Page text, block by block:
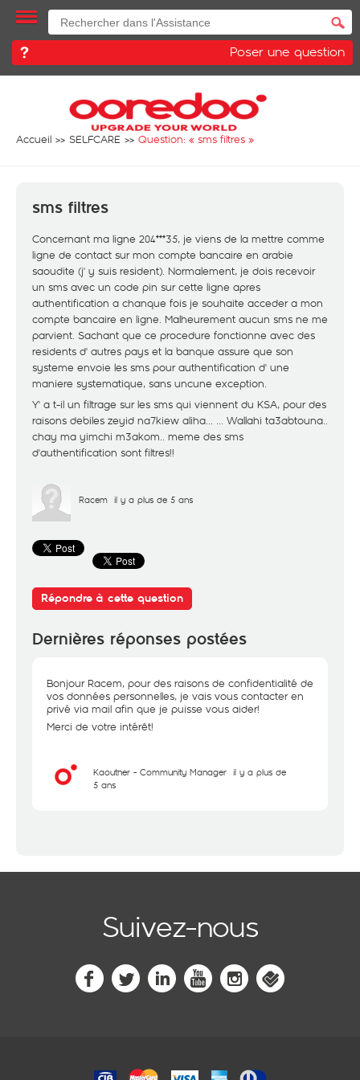
Poser une question
Accueil SELFCARE Question: « sms filtres »
sms filtres
Concernant ma ligne 204***35, je viens de la mettre comme
ligne de contact sur mon compte bancaire en arabie
saoudite (j' y suis resident). Normalement, je dois recevoir
un sms avec un code pin sur cette ligne apres
authentification a chanque fois je souhaite acceder a mon
compte bancaire en ligne. Malheurement aucun sms ne me
parvient. Sachant que ce procedure fonctionne avec des
residents d' autres pays et la banque assure que son
systeme envoie les sms pour authentification d' une
maniere systematique, sans uncune exception.
Y' a t-il un filtrage sur les sms qui viennent du KSA, pour des
raisons debiles zeyid na7kiew aliha... ... Wallahi ta3abtouna..
chay ma yimchi m3akom.. meme des sms
d'authentification sont filtres!!
Racem il y a plus de 5 ans
Répondre à cette question
Dernières réponses postées
Bonjour Racem, pour des raisons de confidentialité de
vos données personnelles, je vais vous contacter en
privé via mail afin que je puisse vous aider!
Merci de votre intérêt!
Kaouther - Community Manager il y a plus de
5 ans
Suivez-nous